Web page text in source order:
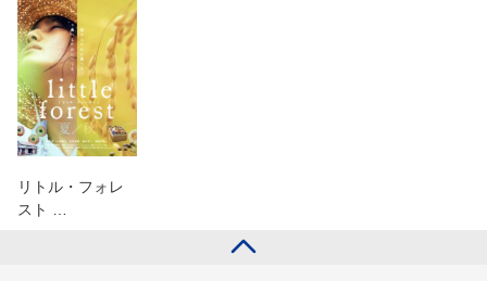
リトル・フォレ
スト …